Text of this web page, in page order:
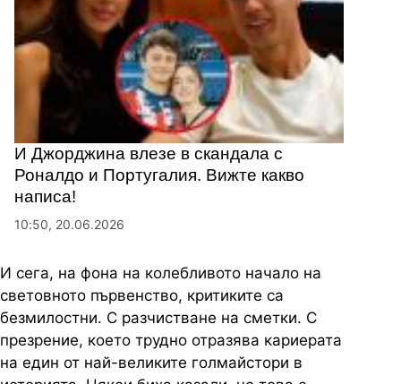
И Джорджина влезе в скандала с
Роналдо и Португалия. Вижте какво
написа!
10:50, 20.06.2026
И сега, на фона на колебливото начало на
световното първенство, критиките са
безмилостни. С разчистване на сметки. С
презрение, което трудно отразява кариерата
на един от най-великите голмайстори в